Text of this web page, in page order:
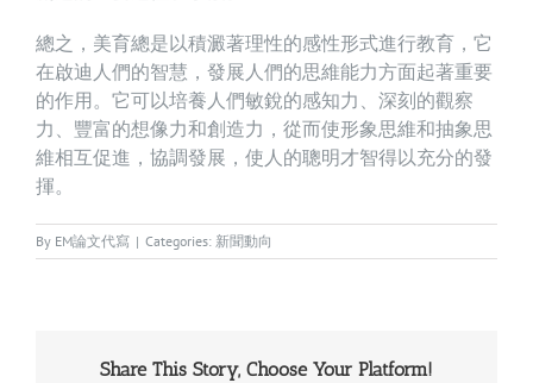
總之，美育總是以積澱著理性的感性形式進行教育，它
在啟迪人們的智慧，發展人們的思維能力方面起著重要
的作用。它可以培養人們敏銳的感知力、深刻的觀察
力、豐富的想像力和創造力，從而使形象思維和抽象思
維相互促進，協調發展，使人的聰明才智得以充分的發
揮。
By EM論文代寫 | Categories: 新聞動向
Share This Story, Choose Your Platform!